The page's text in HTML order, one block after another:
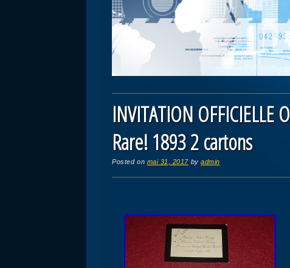
INVITATION OFFICIELLE
Rare! 1893 2 cartons
Posted on mai 31, 2017 byadmin